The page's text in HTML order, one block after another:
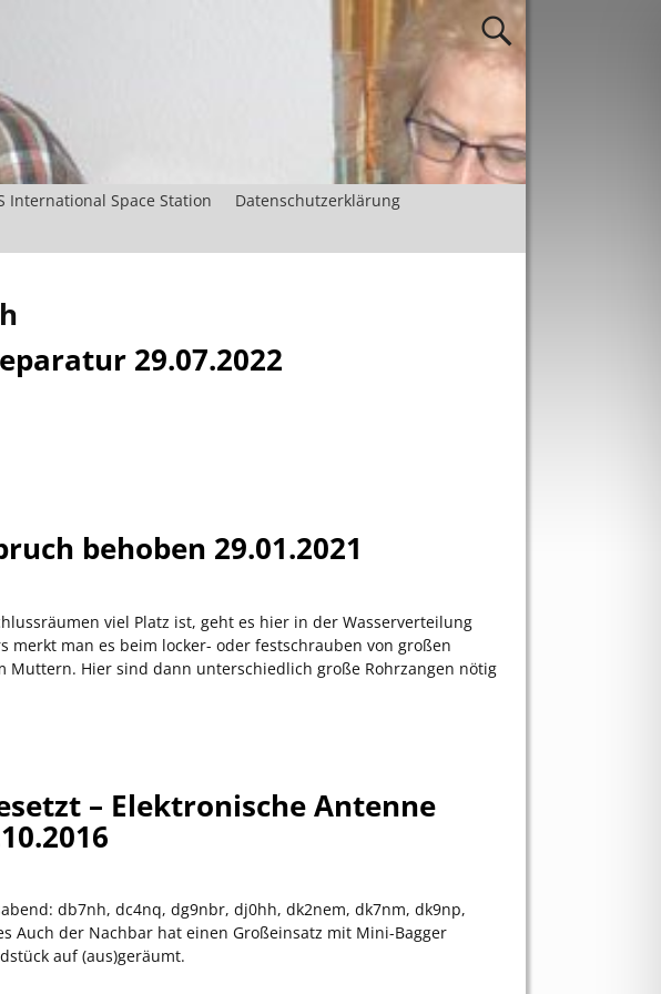
International Space Station
Datenschutzerklärung
29.07.2022
behoben 29.01.2021
viel Platz ist, geht es hier in der Wasserverteilung
merkt man es beim locker- oder festschrauben von großen
Muttern. Hier sind dann unterschiedlich große Rohrzangen nötig
– Elektronische Antenne
db7nh, dc4nq, dg9nbr, dj0hh, dk2nem, dk7nm, dk9np,
Auch der Nachbar hat einen Großeinsatz mit Mini-Bagger
auf (aus)geräumt.